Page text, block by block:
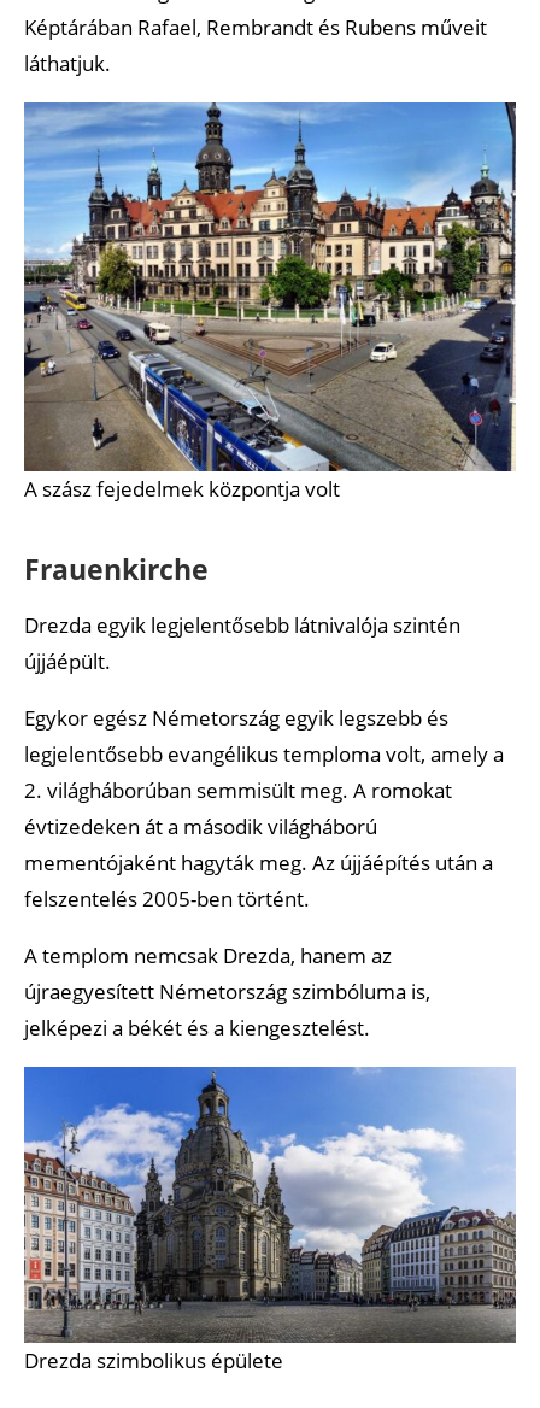
Képtárában Rafael, Rembrandt és Rubens műveit
láthatjuk.
A szász fejedelmek központja volt
Frauenkirche
Drezda egyik legjelentősebb látnivalója szintén
újjáépült.
Egykor egész Németország egyik legszebb és
legjelentősebb evangélikus temploma volt, amely a
2. világháborúban semmisült meg. A romokat
évtizedeken át a második világháború
mementójaként hagyták meg. Az újjáépítés után a
felszentelés 2005-ben történt.
A templom nemcsak Drezda, hanem az
újraegyesített Németország szimbóluma is,
jelképezi a békét és a kiengesztelést.
Drezda szimbolikus épülete